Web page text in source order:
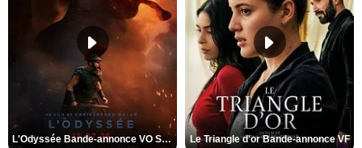
L'Odyssée Bande-annonce VO STFR Le Triangle d'or Bande-annonce VF